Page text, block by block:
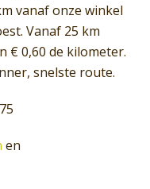
vanaf onze winkel
Vanaf 25 km
€ 0,60 de kilometer.
snelste route.
en